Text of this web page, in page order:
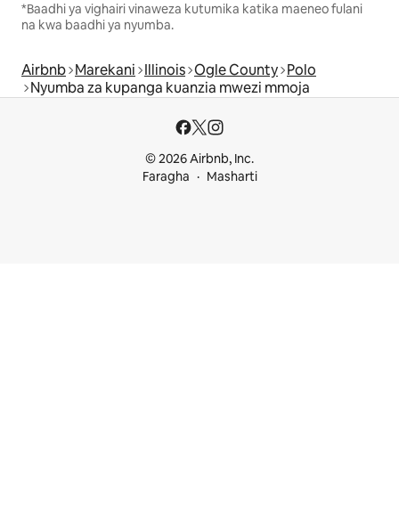
*Baadhi ya vighairi vinaweza kutumika katika maeneo fulani
na kwa baadhi ya nyumba.
Airbnb Marekani Illinois Ogle County Polo
Nyumba za kupanga kuanzia mwezi mmoja
© 2026 Airbnb, Inc.
Faragha
Masharti